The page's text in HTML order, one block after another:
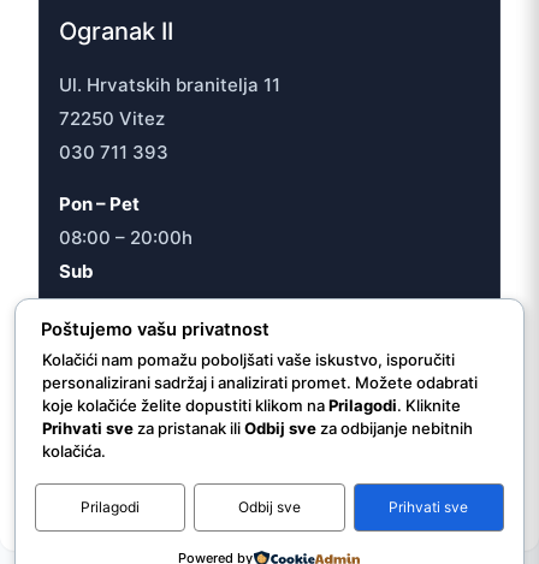
Ogranak II
Ul. Hrvatskih branitelja 11
72250 Vitez
030 711 393
Pon – Pet
08:00 – 20:00h
Sub
08:00 – 16:30h
© 2026 JU “Internacionalna ljekarna/apoteka Vitez”
Poštujemo vašu privatnost
Kolačići nam pomažu poboljšati vaše iskustvo, isporučiti
personalizirani sadržaj i analizirati promet. Možete odabrati
koje kolačiće želite dopustiti klikom naPrilagodi. Kliknite
Prihvati sveza pristanak iliOdbij sveza odbijanje nebitnih
kolačića.
Prilagodi Odbij sve Prihvati sve
Powered by